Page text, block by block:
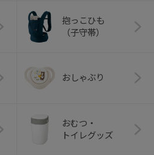
抱っこひも
（子守帯）
おしゃぶり
おむつ・
トイレグッズ